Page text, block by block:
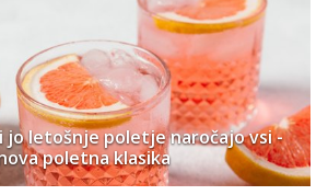
jo letošnje poletje naročajo vsi -
poletna klasika